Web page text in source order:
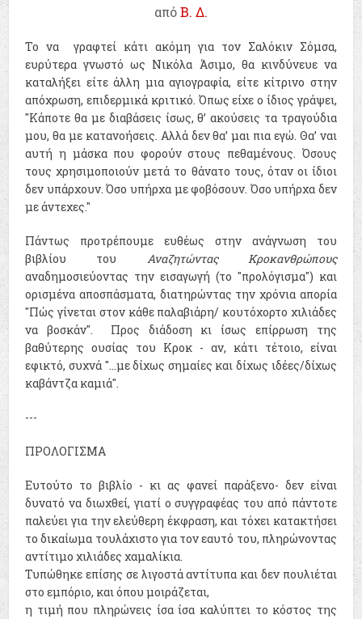
απόΒ. Δ.
Το να γραφτεί κάτι ακόμη για τον Σαλόκιν Σόμσα,
ευρύτερα γνωστό ως Νικόλα Άσιμο, θα κινδύνευε να
καταλήξει είτε άλλη μια αγιογραφία, είτε κίτρινο στην
απόχρωση, επιδερμικά κριτικό. Όπως είχε ο ίδιος γράψει,
"Κάποτε θα με διαβάσεις ίσως, θ’ ακούσεις τα τραγούδια
μου, θα με κατανοήσεις. Αλλά δεν θα’ μαι πια εγώ. Θα’ ναι
αυτή η μάσκα που φορούν στους πεθαμένους. Όσους
τους χρησιμοποιούν μετά το θάνατο τους, όταν οι ίδιοι
δεν υπάρχουν. Όσο υπήρχα με φοβόσουν. Όσο υπήρχα δεν
με άντεχες."
Πάντως προτρέπουμε ευθέως στην ανάγνωση του
βιβλίου του Αναζητώντας Κροκανθρώπους
αναδημοσιεύοντας την εισαγωγή (το "προλόγισμα") και
ορισμένα αποσπάσματα, διατηρώντας την χρόνια απορία
"Πώς γίνεται στον κάθε παλαβιάρη/ κουτόχορτο χιλιάδες
να βοσκάν". Προς διάδοση κι ίσως επίρρωση της
βαθύτερης ουσίας του Κροκ - αν, κάτι τέτοιο, είναι
εφικτό, συχνά "...με δίχως σημαίες και δίχως ιδέες/δίχως
καβάντζα καμιά".
---
ΠΡΟΛΟΓΙΣΜΑ
Ευτούτο το βιβλίο - κι ας φανεί παράξενο- δεν είναι
δυνατό να διωχθεί, γιατί ο συγγραφέας του από πάντοτε
παλεύει για την ελεύθερη έκφραση, και τόχει κατακτήσει
το δικαίωμα τουλάχιστο για τον εαυτό του, πληρώνοντας
αντίτιμο χιλιάδες χαμαλίκια.
Τυπώθηκε επίσης σε λιγοστά αντίτυπα και δεν πουλιέται
στο εμπόριο, και όπου μοιράζεται,
η τιμή που πληρώνεις ίσα ίσα καλύπτει το κόστος της